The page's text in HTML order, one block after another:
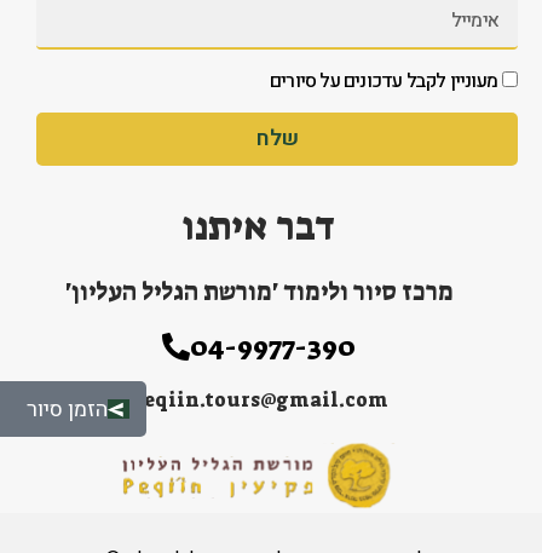
מעוניין לקבל עדכונים על סיורים
שלח
דבר איתנו
מרכז סיור ולימוד 'מורשת הגליל העליון'
04-9977-390
peqiin.tours@gmail.com הזמן סיור